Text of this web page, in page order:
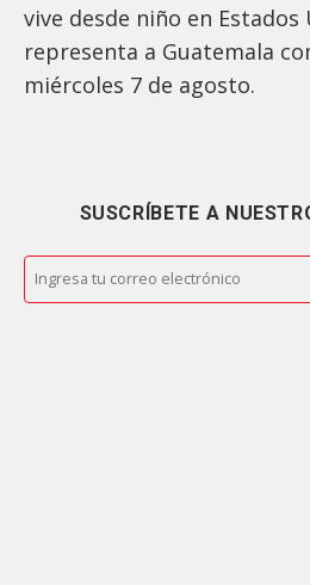
vive desde niño en Estados
representa a Guatemala
miércoles 7 de agosto.
SUSCRÍBETE A